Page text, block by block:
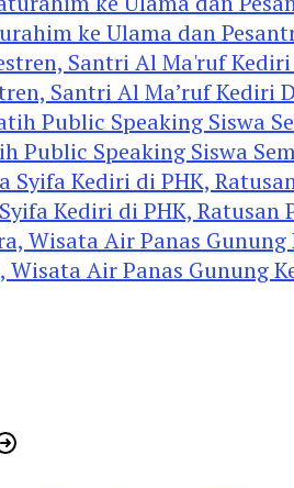
ke Ulama dan
Santri Al Ma’ruf Kediri
Public Speaking Siswa
Kediri di PHK, Ratusan
Wisata Air Panas Gunung